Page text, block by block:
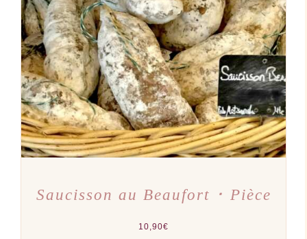
AJOUTER AU PANIER
/
DÉTAILS
Saucisson au Beaufort ･ Pièce
10,90€